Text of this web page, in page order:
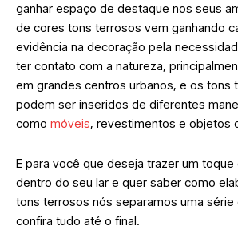
ganhar espaço de destaque nos seus
de cores tons terrosos vem ganhando
evidência na decoração pela
ter contato com a natureza,
em grandes centros urbanos, e os tons
podem ser inseridos de diferentes
como móveis, revestimentos e objetos
E para você que deseja trazer um toque
dentro do seu lar e quer saber como
tons terrosos nós separamos uma série
confira tudo até o final.